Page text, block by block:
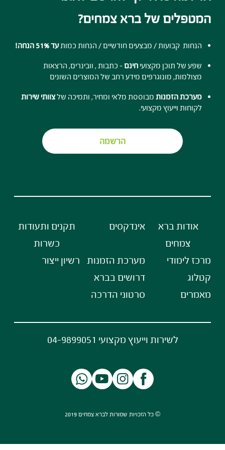
המטפלים של ברא צמחים?
הנחות קבועות / מבצעים חודשיים / הנחות כמותעד 51% הנחה!
שפע של תוכן מקצועיחינם- כתבות , וובינרים, הרצאות
מצולמות, מונוגרפים מידע רחב של המוצרים השונים
מערכת הזמנות מבוססת מלאי ומחיר, ותמיכה שלצוותי שירות
לקוחות וייעוץ מקצועי.
הרשמה
אודות ברא
צמחים
מרכז לימודי
קטלוג
מאמרים
אינדקסים
מערכת הזמנות
דרושים בברא
סרטוני הדרכה
תקנים ותעודות
כשרות
רשיון ייצור
לשירות וייעוץ מקצועי 04-9899051
© כל הזכויות שמורות לברא צמחים 2019